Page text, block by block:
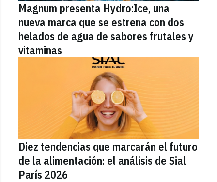
Magnum presenta Hydro:Ice, una
nueva marca que se estrena con dos
helados de agua de sabores frutales y
vitaminas
Diez tendencias que marcarán el futuro
de la alimentación: el análisis de Sial
París 2026